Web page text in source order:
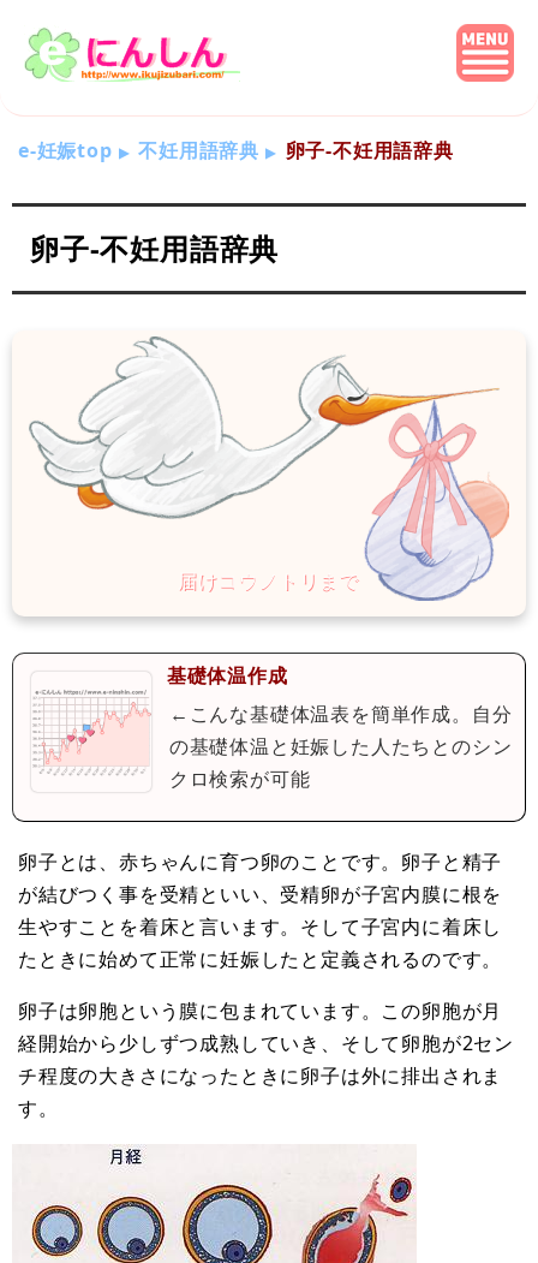
e-妊娠top 不妊用語辞典 卵子-不妊用語辞典
卵子-不妊用語辞典
基礎体温作成
←こんな基礎体温表を簡単作成。自分
の基礎体温と妊娠した人たちとのシン
クロ検索が可能
卵子とは、赤ちゃんに育つ卵のことです。卵子と精子
が結びつく事を受精といい、受精卵が子宮内膜に根を
生やすことを着床と言います。そして子宮内に着床し
たときに始めて正常に妊娠したと定義されるのです。
卵子は卵胞という膜に包まれています。この卵胞が月
経開始から少しずつ成熟していき、そして卵胞が2セン
チ程度の大きさになったときに卵子は外に排出されま
す。